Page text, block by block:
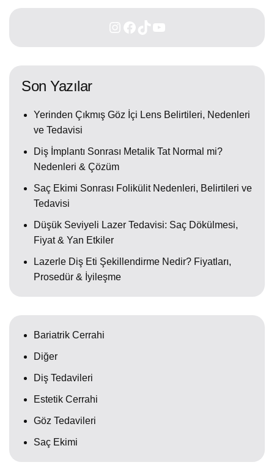
Son Yazılar
Yerinden Çıkmış Göz İçi Lens Belirtileri, Nedenleri
ve Tedavisi
Diş İmplantı Sonrası Metalik Tat Normal mi?
Nedenleri & Çözüm
Saç Ekimi Sonrası Folikülit Nedenleri, Belirtileri ve
Tedavisi
Düşük Seviyeli Lazer Tedavisi: Saç Dökülmesi,
Fiyat & Yan Etkiler
Lazerle Diş Eti Şekillendirme Nedir? Fiyatları,
Prosedür & İyileşme
Bariatrik Cerrahi
Diğer
Diş Tedavileri
Estetik Cerrahi
Göz Tedavileri
Saç Ekimi